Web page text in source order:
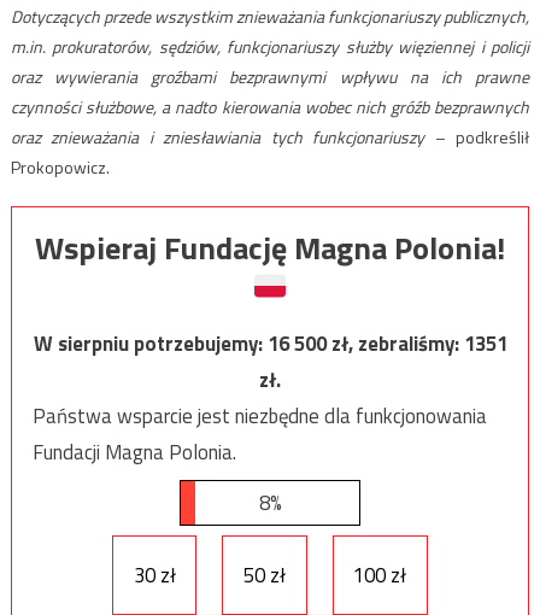
Dotyczących przede wszystkim znieważania funkcjonariuszy publicznych,
m.in. prokuratorów, sędziów, funkcjonariuszy służby więziennej i policji
oraz wywierania groźbami bezprawnymi wpływu na ich prawne
czynności służbowe, a nadto kierowania wobec nich gróźb bezprawnych
oraz znieważania i zniesławiania tych funkcjonariuszy– podkreślił
Prokopowicz.
Wspieraj Fundację Magna Polonia!
W sierpniu potrzebujemy:16 500zł, zebraliśmy:1351
zł.
Państwa wsparcie jest niezbędne dla funkcjonowania
Fundacji Magna Polonia.
8%
30 zł 50 zł 100 zł